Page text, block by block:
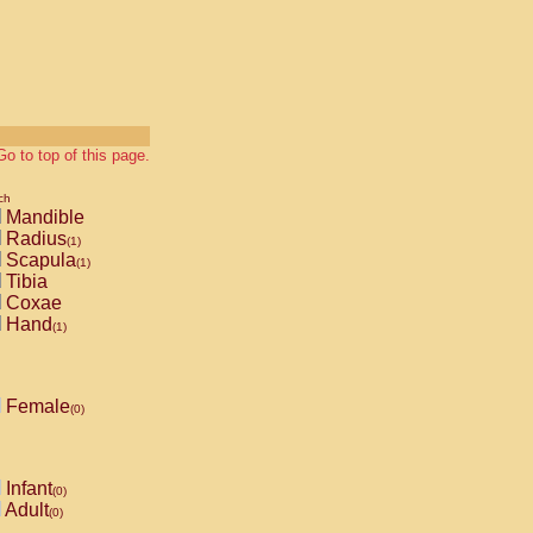
to top of this page.
Mandible
Radius(1)
Scapula(1)
Tibia
Coxae
Hand(1)
Female(0)
Infant(0)
Adult(0)